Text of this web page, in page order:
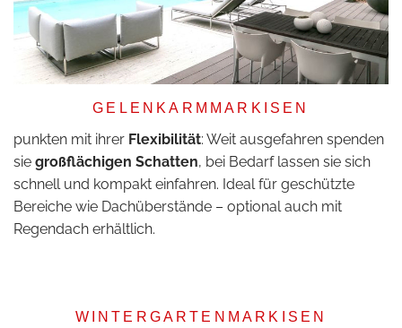
GELENKARMMARKISEN
punkten mit ihrer Flexibilität: Weit ausgefahren spenden
sie großflächigen Schatten, bei Bedarf lassen sie sich
schnell und kompakt einfahren. Ideal für geschützte
Bereiche wie Dachüberstände – optional auch mit
Regendach erhältlich.
WINTERGARTENMARKISEN